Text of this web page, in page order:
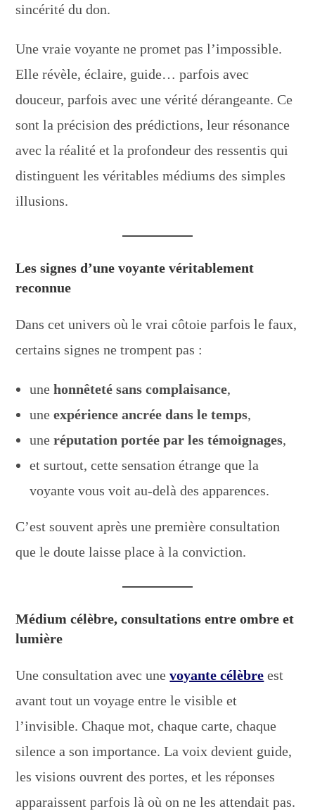
sincérité du don.
Une vraie voyante ne promet pas l’impossible.
Elle révèle, éclaire, guide… parfois avec
douceur, parfois avec une vérité dérangeante. Ce
sont la précision des prédictions, leur résonance
avec la réalité et la profondeur des ressentis qui
distinguent les véritables médiums des simples
illusions.
Les signes d’une voyante véritablement
reconnue
Dans cet univers où le vrai côtoie parfois le faux,
certains signes ne trompent pas :
unehonnêteté sans complaisance,
uneexpérience ancrée dans le temps,
uneréputation portée par les témoignages,
et surtout, cette sensation étrange que la
voyante vous voit au-delà des apparences.
C’est souvent après une première consultation
que le doute laisse place à la conviction.
Médium célèbre, consultations entre ombre et
lumière
Une consultation avec unevoyante célèbre est
avant tout un voyage entre le visible et
l’invisible. Chaque mot, chaque carte, chaque
silence a son importance. La voix devient guide,
les visions ouvrent des portes, et les réponses
apparaissent parfois là où on ne les attendait pas.